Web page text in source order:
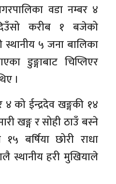
वडा नम्बर ४
करीब १ बजेको
५ जना बालिका
डुङ्गाबाट चिप्लिएर
।
को ईन्द्रदेव खङ्गकी १४
खङ्ग र सोही ठाउँ बस्ने
बर्षिया छोरी राधा
स्थानीय हरी मुखियाले